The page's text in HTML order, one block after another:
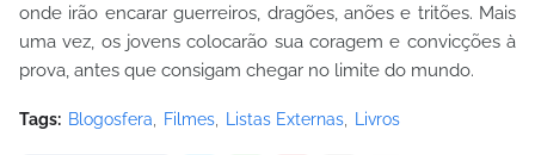
onde irão encarar guerreiros, dragões, anões e tritões. Mais
uma vez, os jovens colocarão sua coragem e convicções à
prova, antes que consigam chegar no limite do mundo.
Tags: Blogosfera Filmes Listas Externas Livros